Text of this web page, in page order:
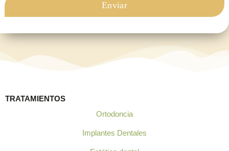
TRATAMIENTOS
Ortodoncia
Implantes Dentales